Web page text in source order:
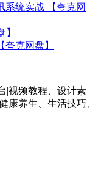
系统实战 【夸克网
克网盘】
|视频教程、设计素
康养生、生活技巧、